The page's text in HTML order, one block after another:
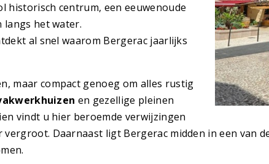
historisch centrum, een eeuwenoude
het water.
al snel waarom Bergerac jaarlijks
maar compact genoeg om alles rustig
en gezellige pleinen
vindt u hier beroemde verwijzingen
vergroot. Daarnaast ligt Bergerac midden in een van